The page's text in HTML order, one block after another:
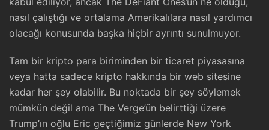
nasıl çalıştığı ve ortalama Amerikalılara nasıl yardımcı
olacağı konusunda başka hiçbir ayrıntı sunulmuyor.
Tam bir kripto para biriminden bir ticaret piyasasına
veya hatta sadece kripto hakkında bir web sitesine
kadar her şey olabilir. Bu noktada bir şey söylemek
mümkün değil ama The Verge’ün belirttiği üzere
Trump’ın oğlu Eric geçtiğimiz günlerde New York